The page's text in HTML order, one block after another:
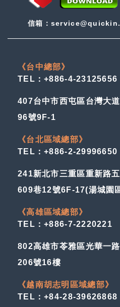
信箱：
《台中總部》
TEL：+886-4-23125656
407台中市西屯區台灣大
96號9F-1
《台北區域總部》
TEL：+886-2-29996650
241新北市三重區重新路
609巷12號6F-17(湯城園
《高雄區域總部》
TEL：+886-7-2220221
802高雄市苓雅區光華一路
206號16樓
《越南胡志明區域總部》
TEL：+84-28-39626868